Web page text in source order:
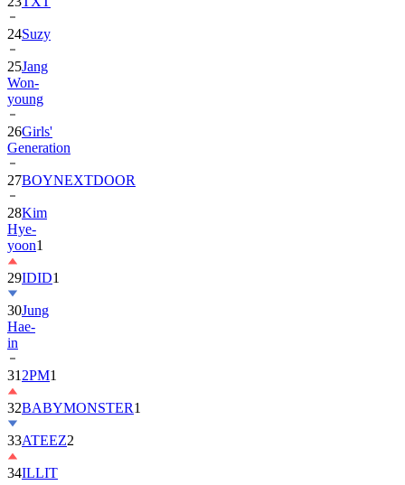
24Suzy
25Jang
Won-
young
26Girls'
Generation
27BOYNEXTDOOR
28Kim
Hye-
yoon1
29IDID1
30Jung
Hae-
in
31 2PM1
32BABYMONSTER1
33ATEEZ2
34ILLIT